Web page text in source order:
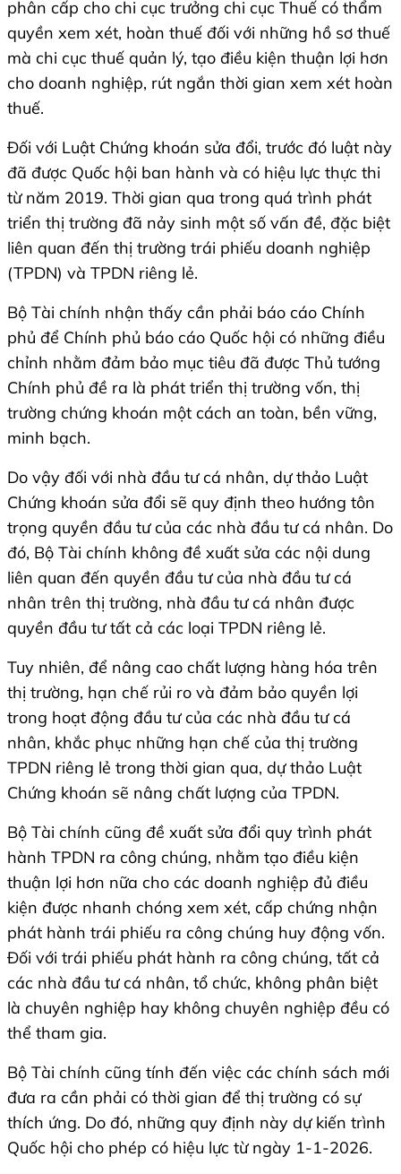
phân cấp cho chi cục trưởng chi cục Thuế có thẩm
quyền xem xét, hoàn thuế đối với những hồ sơ thuế
mà chi cục thuế quản lý, tạo điều kiện thuận lợi hơn
cho doanh nghiệp, rút ngắn thời gian xem xét hoàn
thuế.
Đối với Luật Chứng khoán sửa đổi, trước đó luật này
đã được Quốc hội ban hành và có hiệu lực thực thi
từ năm 2019. Thời gian qua trong quá trình phát
triển thị trường đã nảy sinh một số vấn đề, đặc biệt
liên quan đến thị trường trái phiếu doanh nghiệp
(TPDN) và TPDN riêng lẻ.
Bộ Tài chính nhận thấy cần phải báo cáo Chính
phủ để Chính phủ báo cáo Quốc hội có những điều
chỉnh nhằm đảm bảo mục tiêu đã được Thủ tướng
Chính phủ đề ra là phát triển thị trường vốn, thị
trường chứng khoán một cách an toàn, bền vững,
minh bạch.
Do vậy đối với nhà đầu tư cá nhân, dự thảo Luật
Chứng khoán sửa đổi sẽ quy định theo hướng tôn
trọng quyền đầu tư của các nhà đầu tư cá nhân. Do
đó, Bộ Tài chính không đề xuất sửa các nội dung
liên quan đến quyền đầu tư của nhà đầu tư cá
nhân trên thị trường, nhà đầu tư cá nhân được
quyền đầu tư tất cả các loại TPDN riêng lẻ.
Tuy nhiên, để nâng cao chất lượng hàng hóa trên
thị trường, hạn chế rủi ro và đảm bảo quyền lợi
trong hoạt động đầu tư của các nhà đầu tư cá
nhân, khắc phục những hạn chế của thị trường
TPDN riêng lẻ trong thời gian qua, dự thảo Luật
Chứng khoán sẽ nâng chất lượng của TPDN.
Bộ Tài chính cũng đề xuất sửa đổi quy trình phát
hành TPDN ra công chúng, nhằm tạo điều kiện
thuận lợi hơn nữa cho các doanh nghiệp đủ điều
kiện được nhanh chóng xem xét, cấp chứng nhận
phát hành trái phiếu ra công chúng huy động vốn.
Đối với trái phiếu phát hành ra công chúng, tất cả
các nhà đầu tư cá nhân, tổ chức, không phân biệt
là chuyên nghiệp hay không chuyên nghiệp đều có
thể tham gia.
Bộ Tài chính cũng tính đến việc các chính sách mới
đưa ra cần phải có thời gian để thị trường có sự
thích ứng. Do đó, những quy định này dự kiến trình
Quốc hội cho phép có hiệu lực từ ngày 1-1-2026.